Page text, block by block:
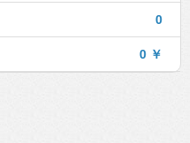
0
0 ￥